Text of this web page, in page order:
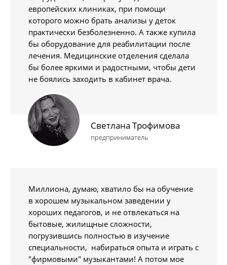
европейских клиниках, при помощи
которого можно брать анализы у деток
практически безболезненно. А также купила
бы оборудование для реабилитации после
лечения. Медицинские отделения сделала
бы более яркими и радостными, чтобы дети
не боялись заходить в кабинет врача.
Светлана Трофимова
предприниматель
Миллиона, думаю, хватило бы на обучение
в хорошем музыкальном заведении у
хороших педагогов, и не отвлекаться на
бытовые, жилищные сложности,
погрузившись полностью в изучение
специальности, набираться опыта и играть с
"фирмовыми" музыкантами! А потом мое